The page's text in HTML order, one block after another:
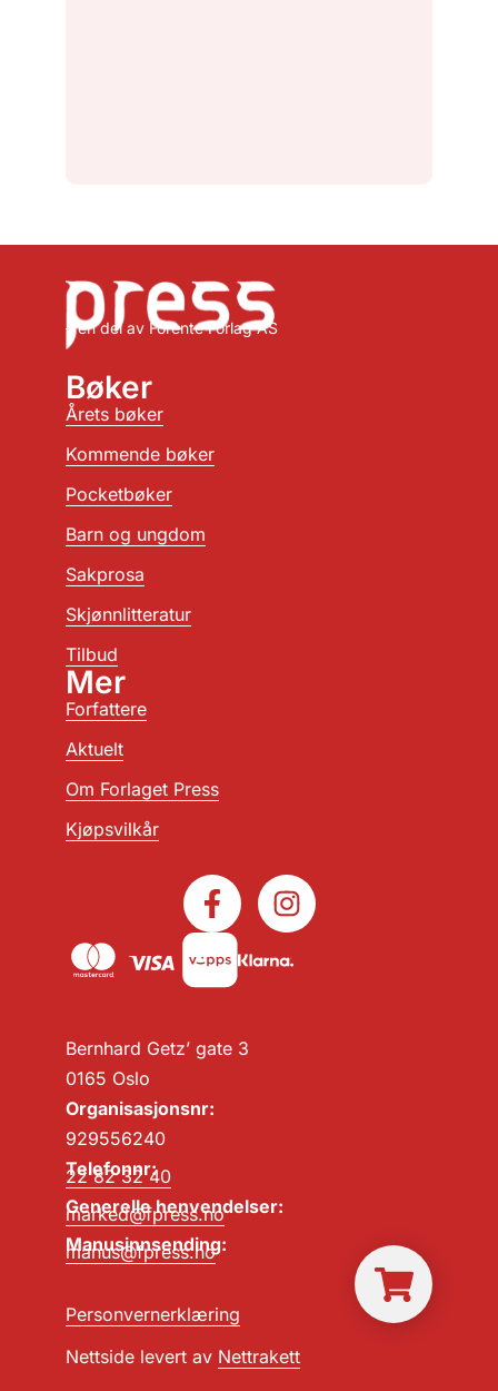
– en del av Forente Forlag AS
Bernhard Getz’ gate 3
0165 Oslo
Organisasjonsnr:
929556240
Telefonnr:
22 82 32 40
Generelle henvendelser:
marked@fpress.no
Manusinnsending:
manus@fpress.no
Personvernerklæring
Nettside levert av Nettrakett
Bøker
Årets bøker
Kommende bøker
Pocketbøker
Barn og ungdom
Sakprosa
Skjønnlitteratur
Tilbud
Mer
Forfattere
Aktuelt
Om Forlaget Press
Kjøpsvilkår